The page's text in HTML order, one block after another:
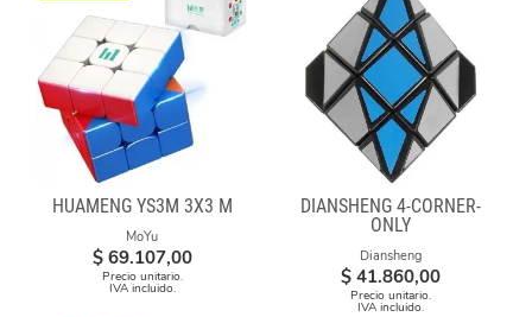
HUAMENG YS3M 3X3 M
MoYu
$ 69.107,00
Precio unitario.
IVA incluido.
DIANSHENG 4-CORNER-
ONLY
Diansheng
$ 41.860,00
Precio unitario.
IVA incluido.